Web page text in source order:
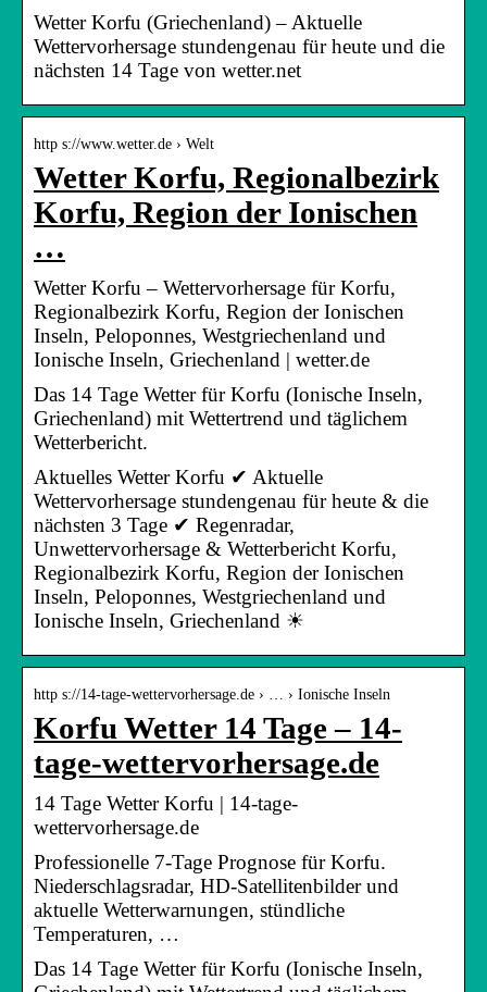
Wetter Korfu (Griechenland) – Aktuelle
Wettervorhersage stundengenau für heute und die
nächsten 14 Tage von wetter.net
http s://www.wetter.de › Welt
Wetter Korfu, Regionalbezirk
Korfu, Region der Ionischen
…
Wetter Korfu – Wettervorhersage für Korfu,
Regionalbezirk Korfu, Region der Ionischen
Inseln, Peloponnes, Westgriechenland und
Ionische Inseln, Griechenland | wetter.de
Das 14 Tage Wetter für Korfu (Ionische Inseln,
Griechenland) mit Wettertrend und täglichem
Wetterbericht.
Aktuelles Wetter Korfu ✔ Aktuelle
Wettervorhersage stundengenau für heute & die
nächsten 3 Tage ✔ Regenradar,
Unwettervorhersage & Wetterbericht Korfu,
Regionalbezirk Korfu, Region der Ionischen
Inseln, Peloponnes, Westgriechenland und
Ionische Inseln, Griechenland ☀
http s://14-tage-wettervorhersage.de › … › Ionische Inseln
Korfu Wetter 14 Tage – 14-
tage-wettervorhersage.de
14 Tage Wetter Korfu | 14-tage-
wettervorhersage.de
Professionelle 7-Tage Prognose für Korfu.
Niederschlagsradar, HD-Satellitenbilder und
aktuelle Wetterwarnungen, stündliche
Temperaturen, …
Das 14 Tage Wetter für Korfu (Ionische Inseln,